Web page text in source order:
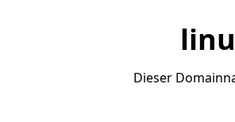
Dieser